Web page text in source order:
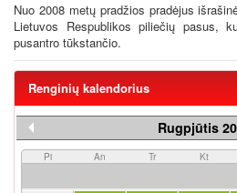
Nuo 2008 metų pradžios pradėjus
Lietuvos Respublikos piliečių pasus,
pusantro tūkstančio.
Renginių kalendorius
Rugpjūtis
Pi An Tr Kt